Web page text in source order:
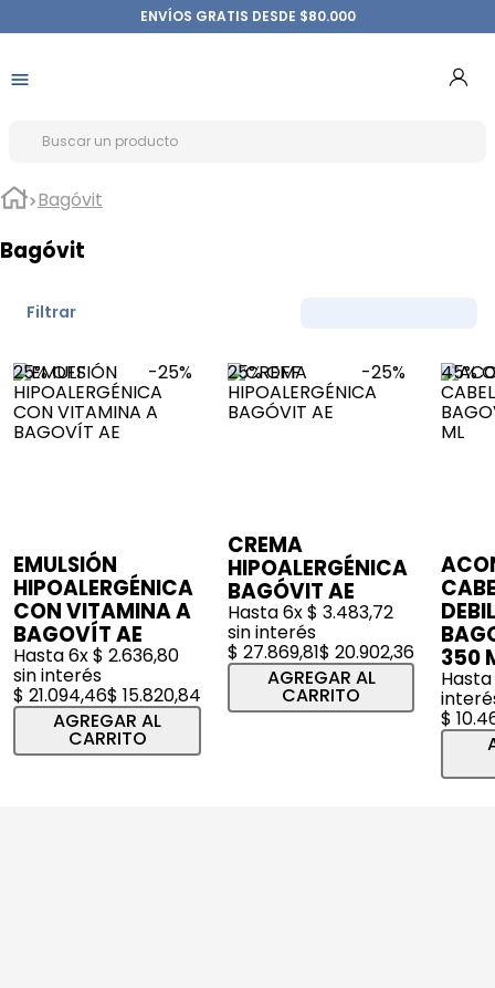
ENVÍOS GRATIS DESDE $80.000
Bagóvit
Bagóvit
Filtrar
-25%
25%OFF
EMULSIÓN
HIPOALERGÉNICA
CON VITAMINA A
BAGOVÍT AE
Hasta6x$ 2.636,80
sin interés
$ 21.094,46$ 15.820,84
AGREGAR AL
CARRITO
-25%
25%OFF
CREMA
HIPOALERGÉNICA
BAGÓVIT AE
Hasta6x$ 3.483,72
sin interés
$ 27.869,81$ 20.902,36
AGREGAR AL
CARRITO
45%
350
Hasta
$ 10.